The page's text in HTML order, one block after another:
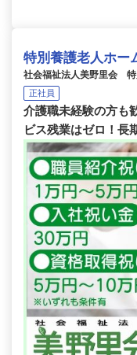
特別養護老人ホー
社会福祉法人美野里会 特
正社員
介護職未経験の方も
ビス残業はゼロ！長